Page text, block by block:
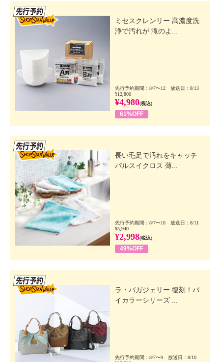
ミセスクレンリー 高濃度洗
浄で汚れが 滝のよ...
先行予約期間：8/7〜12 放送日：8/13
¥12,800
¥4,980(税込)
61%OFF
長い毛足で汚れをキャッチ
パルスイクロス 薄...
先行予約期間：8/7〜10 放送日：8/11
¥5,940
¥2,998(税込)
49%OFF
ラ・バガジェリー 復刻！バ
イカラーシリーズ ...
先行予約期間：8/7〜9 放送日：8/10